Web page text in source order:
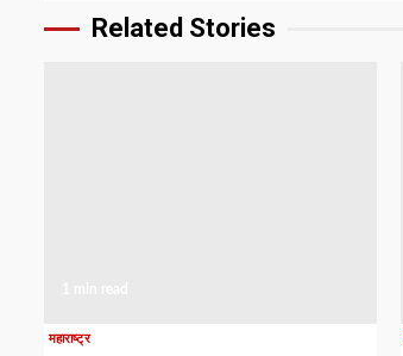
Related Stories
महाराष्ट्र